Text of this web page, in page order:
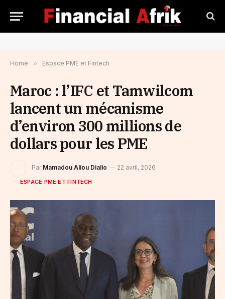
Home » Espace PME et Fintech
Maroc : l’IFC et Tamwilcom
lancent un mécanisme
d’environ 300 millions de
dollars pour les PME
Par Mamadou Aliou Diallo 22 avril, 2026
ESPACE PME ET FINTECH